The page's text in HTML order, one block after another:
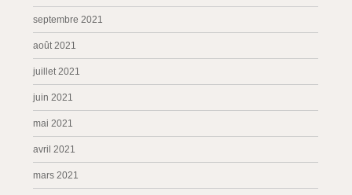
septembre 2021
août 2021
juillet 2021
juin 2021
mai 2021
avril 2021
mars 2021